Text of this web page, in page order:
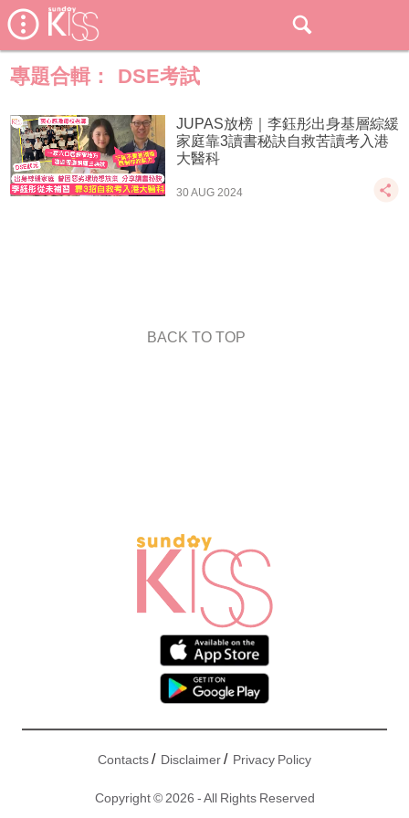
專題合輯： DSE考試
JUPAS放榜｜李鈺彤出身基層綜緩
家庭靠3讀書秘訣自救苦讀考入港
大醫科
30 AUG 2024
BACK TO TOP
Contacts/ Disclaimer/ Privacy Policy
Copyright © 2026 - All Rights Reserved